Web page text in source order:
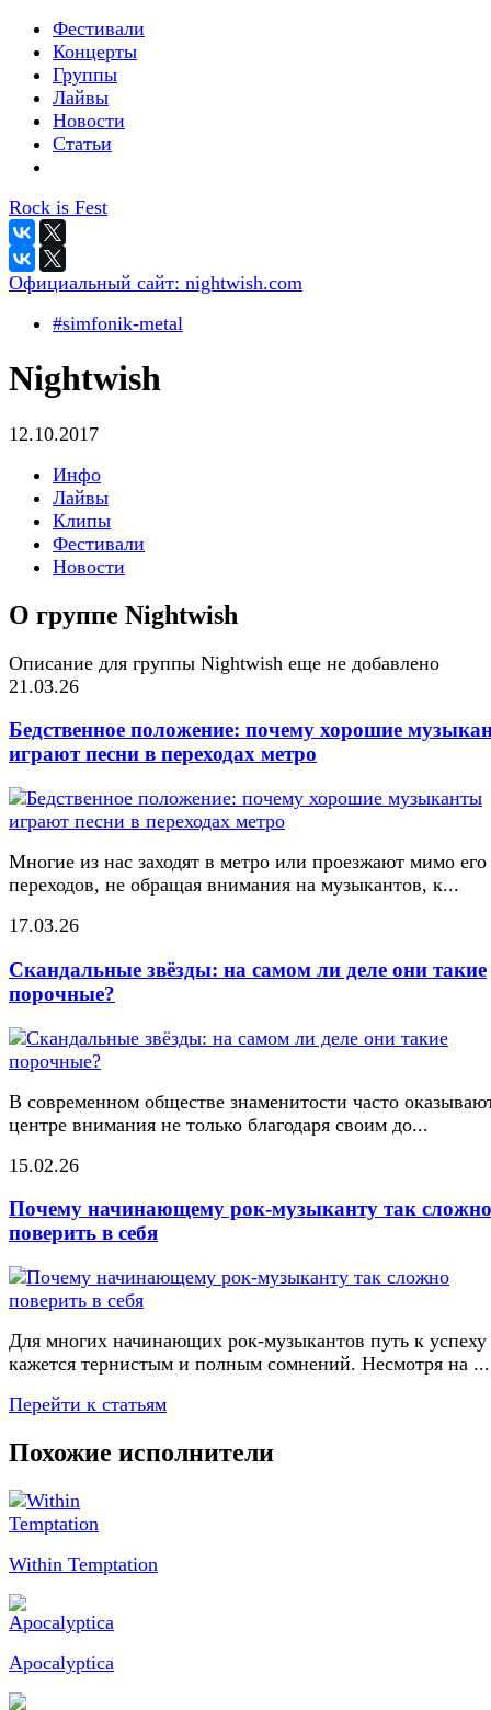
Фестивали
Концерты
Группы
Лайвы
Новости
Статьи
Rock is Fest
Официальный сайт: nightwish.com
#simfonik-metal
Nightwish
12.10.2017
Инфо
Лайвы
Клипы
Фестивали
Новости
О группе Nightwish
Описание для группы Nightwish еще не добавлено
21.03.26
Бедственное положение: почему хорошие
играют песни в переходах метро
Многие из нас заходят в метро или проезжают мимо его
переходов, не обращая внимания на музыкантов, к...
17.03.26
Скандальные звёзды: на самом ли деле они такие
порочные?
В современном обществе знаменитости часто
центре внимания не только благодаря своим до...
15.02.26
Почему начинающему рок-музыканту так сложно
поверить в себя
Для многих начинающих рок-музыкантов путь к успеху
кажется тернистым и полным сомнений. Несмотря на ...
Перейти к статьям
Похожие исполнители
Within Temptation
Apocalyptica